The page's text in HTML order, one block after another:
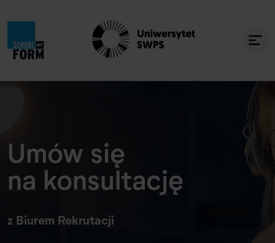
Umów się
na konsultację
z Biurem Rekrutacji